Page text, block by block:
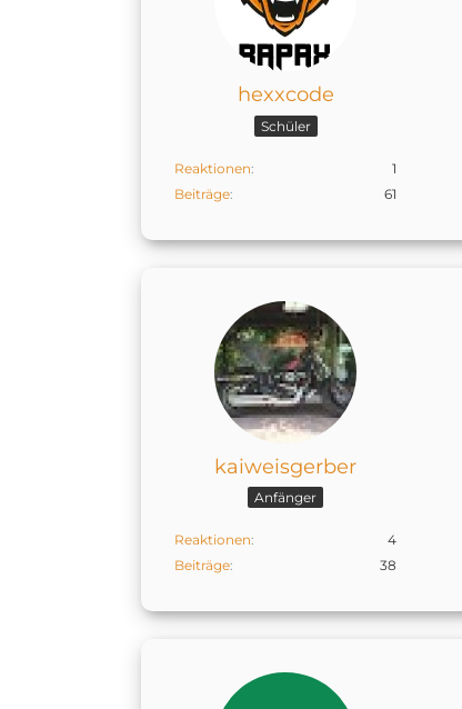
hexxcode
Schüler
Reaktionen
1
Beiträge
61
kaiweisgerber
Anfänger
Reaktionen
4
Beiträge
38